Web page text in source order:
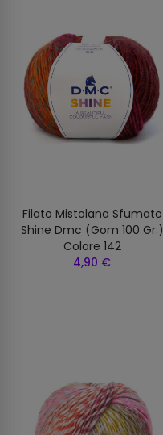
Filato Mistolana Sfumato
Shine Dmc (gom 100 Gr.)
Colore 142
4,90 €